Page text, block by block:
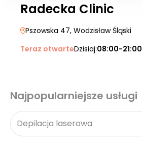
Radecka Clinic
Pszowska 47, Wodzisław Śląski
Teraz otwarteDzisiaj:08:00-21:00
Najpopularniejsze usługi
Depilacja laserowa